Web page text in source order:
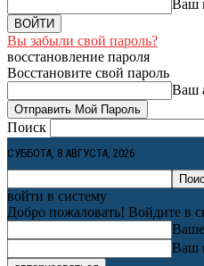
Ваш
Вы забыли свой пароль?
восстановление пароля
Восстановите свой пароль
Ваш
Поиск
СУББОТА, 8 АВГУСТА, 2026
войти в систему
Добро пожаловать! Войдите в
Ваше
Ваш